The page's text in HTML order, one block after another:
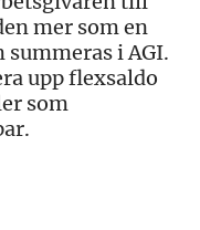
mer som en
i AGI.
upp flexsaldo
som